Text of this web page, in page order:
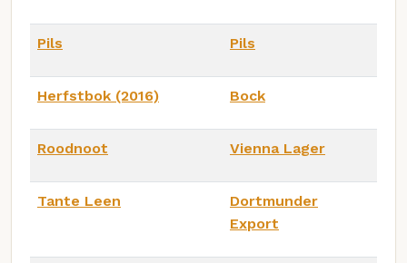
Pils Pils
Herfstbok (2016) Bock
Roodnoot Vienna Lager
Tante Leen
Dortmunder
Export